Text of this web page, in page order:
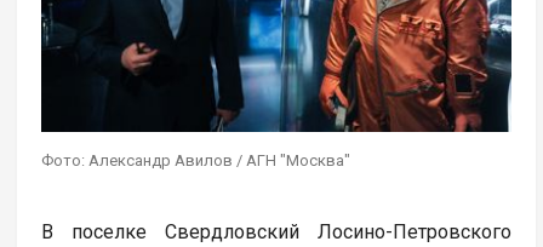
Фото: Александр Авилов / АГН "Москва"
В поселке Свердловский Лосино-Петровского